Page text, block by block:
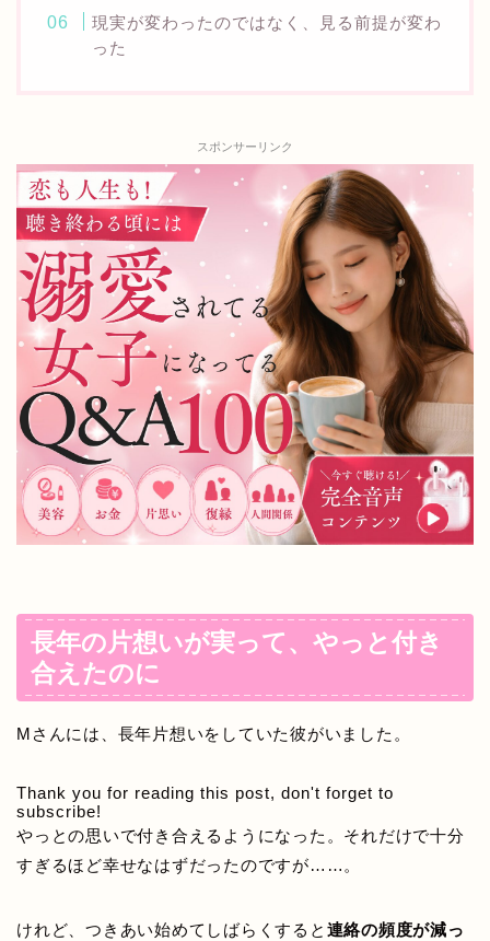
現実が変わったのではなく、見る前提が変わ
った
スポンサーリンク
長年の片想いが実って、やっと付き
合えたのに
Mさんには、長年片想いをしていた彼がいました。
Thank you for reading this post, don't forget to
subscribe!
やっとの思いで付き合えるようになった。それだけで十分
すぎるほど幸せなはずだったのですが……。
けれど、つきあい始めてしばらくすると 連絡の頻度が減っ